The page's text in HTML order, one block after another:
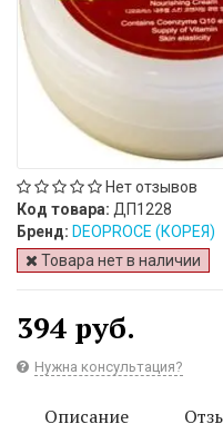
Нет отзывов
Код товара: ДП1228
Бренд: DEOPROCE (КОРЕЯ)
Товара нет в наличии
394 руб.
Нужна консультация?
Описание